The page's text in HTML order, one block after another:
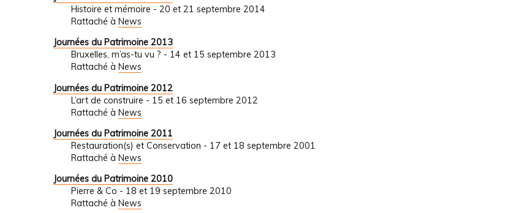
Histoire et mémoire - 20 et 21 septembre 2014
Rattaché à News
Journées du Patrimoine 2013
Bruxelles, m’as-tu vu ? - 14 et 15 septembre 2013
Rattaché à News
Journées du Patrimoine 2012
L’art de construire - 15 et 16 septembre 2012
Rattaché à News
Journées du Patrimoine 2011
Restauration(s) et Conservation - 17 et 18 septembre 2001
Rattaché à News
Journées du Patrimoine 2010
Pierre & Co - 18 et 19 septembre 2010
Rattaché à News